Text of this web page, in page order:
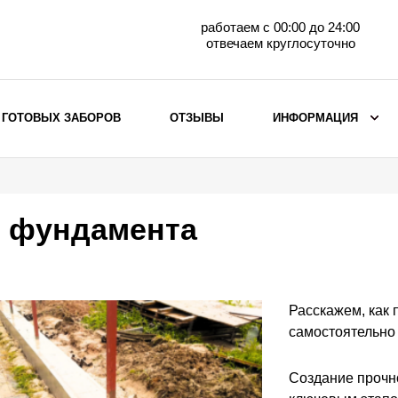
работаем с 00:00 до 24:00
отвечаем круглосуточно
Заборы из евроштакетника
Забор жалюзи с кирпичными столбами
Металлические заборы
Металлические ограждения
ГОТОВЫХ ЗАБОРОВ ОТЗЫВЫ ИНФОРМАЦИЯ
фундамента
Расскажем, как
самостоятельно
Создание